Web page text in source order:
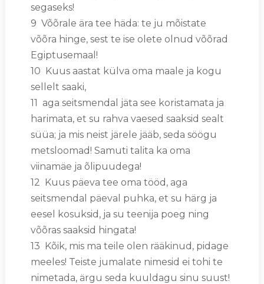
segaseks!
9 Võõrale ära tee häda: te ju mõistate
võõra hinge, sest te ise olete olnud võõrad
Egiptusemaal!
10 Kuus aastat külva oma maale ja kogu
sellelt saaki,
11 aga seitsmendal jäta see koristamata ja
harimata, et su rahva vaesed saaksid sealt
süüa; ja mis neist järele jääb, seda söögu
metsloomad! Samuti talita ka oma
viinamäe ja õlipuudega!
12 Kuus päeva tee oma tööd, aga
seitsmendal päeval puhka, et su härg ja
eesel kosuksid, ja su teenija poeg ning
võõras saaksid hingata!
13 Kõik, mis ma teile olen rääkinud, pidage
meeles! Teiste jumalate nimesid ei tohi te
nimetada, ärgu seda kuuldagu sinu suust!